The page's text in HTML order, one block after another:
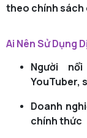
theo chính sách
Ai Nên Sử Dụng
Người
YouTuber,
Doanh
chính thức